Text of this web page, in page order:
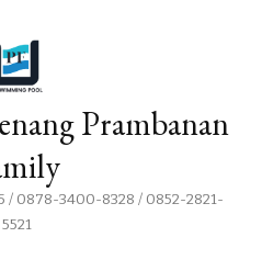
Prambanan
/ 0878-3400-8328 / 0852-2821-
5521